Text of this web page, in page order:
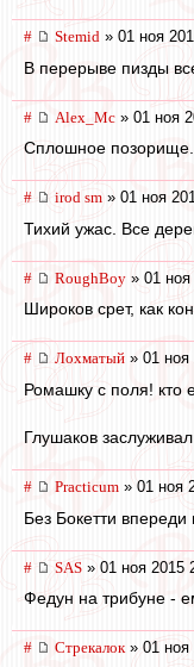
# Stemid » 01 ноя
В перерыве пизды
# Alex_Mc » 01 ноя
Сплошное
# irod sm » 01 ноя
Тихий ужас. Все
# RoughBoy » 01
Широков срет, как
# Лохматый » 01 ноя
Ромашку с поля! кто
Глушаков
# Practicum » 01 ноя
Без Бокетти впереди
# SAS » 01 ноя 2015
Федун на трибуне -
# Стрекалок» 01 ноя